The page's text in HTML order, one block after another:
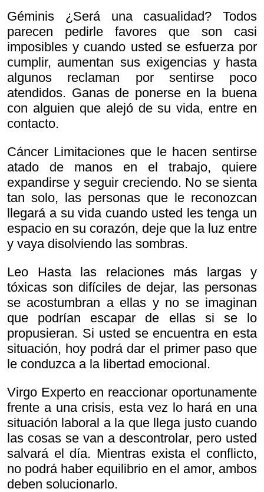
Géminis ¿Será una casualidad? Todos
parecen pedirle favores que son casi
imposibles y cuando usted se esfuerza por
cumplir, aumentan sus exigencias y hasta
algunos reclaman por sentirse poco
atendidos. Ganas de ponerse en la buena
con alguien que alejó de su vida, entre en
contacto.
Cáncer Limitaciones que le hacen sentirse
atado de manos en el trabajo, quiere
expandirse y seguir creciendo. No se sienta
tan solo, las personas que le reconozcan
llegará a su vida cuando usted les tenga un
espacio en su corazón, deje que la luz entre
y vaya disolviendo las sombras.
Leo Hasta las relaciones más largas y
tóxicas son difíciles de dejar, las personas
se acostumbran a ellas y no se imaginan
que podrían escapar de ellas si se lo
propusieran. Si usted se encuentra en esta
situación, hoy podrá dar el primer paso que
le conduzca a la libertad emocional.
Virgo Experto en reaccionar oportunamente
frente a una crisis, esta vez lo hará en una
situación laboral a la que llega justo cuando
las cosas se van a descontrolar, pero usted
salvará el día. Mientras exista el conflicto,
no podrá haber equilibrio en el amor, ambos
deben solucionarlo.